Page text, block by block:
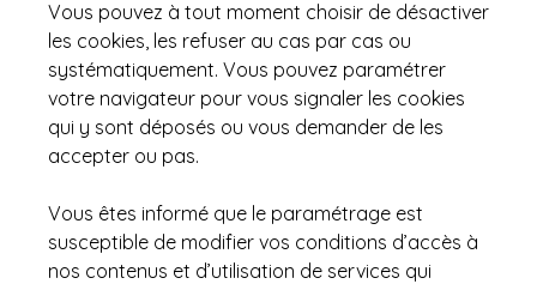
Vous pouvez à tout moment choisir de désactiver
les cookies, les refuser au cas par cas ou
systématiquement. Vous pouvez paramétrer
votre navigateur pour vous signaler les cookies
qui y sont déposés ou vous demander de les
accepter ou pas.
Vous êtes informé que le paramétrage est
susceptible de modifier vos conditions d’accès à
nos contenus et d’utilisation de services qui